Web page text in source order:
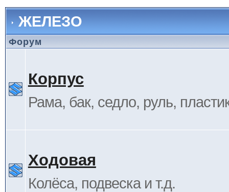
ЖЕЛЕЗО
Форум
Корпус
Рама, бак, седло, руль,
Ходовая
Колёса, подвеска и т.д.